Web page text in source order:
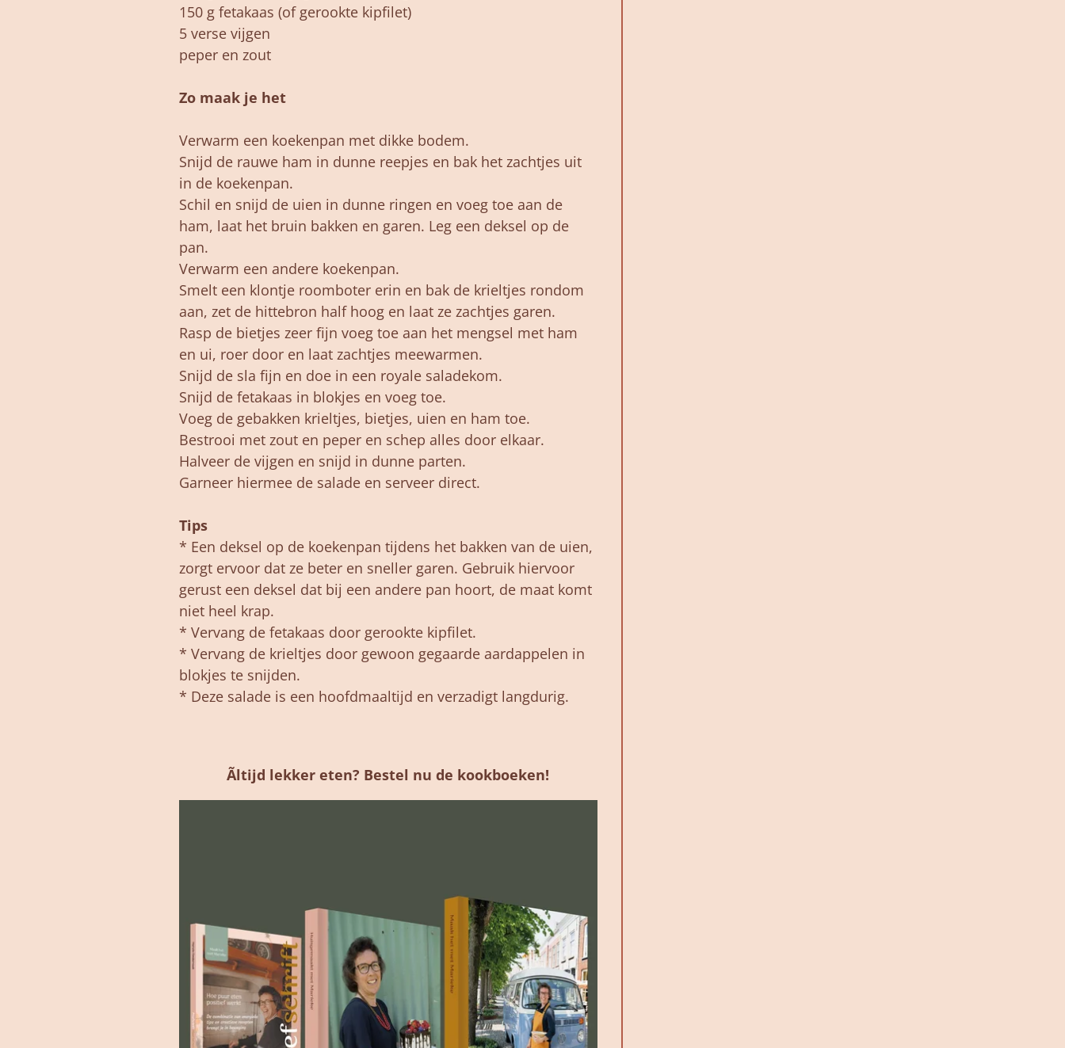
150 g fetakaas (of gerookte kipfilet)
5 verse vijgen
peper en zout
Zo maak je het
Verwarm een koekenpan met dikke bodem.
Snijd de rauwe ham in dunne reepjes en bak het zachtjes uit
in de koekenpan.
Schil en snijd de uien in dunne ringen en voeg toe aan de
ham, laat het bruin bakken en garen. Leg een deksel op de
pan.
Verwarm een andere koekenpan.
Smelt een klontje roomboter erin en bak de krieltjes rondom
aan, zet de hittebron half hoog en laat ze zachtjes garen.
Rasp de bietjes zeer fijn voeg toe aan het mengsel met ham
en ui, roer door en laat zachtjes meewarmen.
Snijd de sla fijn en doe in een royale saladekom.
Snijd de fetakaas in blokjes en voeg toe.
Voeg de gebakken krieltjes, bietjes, uien en ham toe.
Bestrooi met zout en peper en schep alles door elkaar.
Halveer de vijgen en snijd in dunne parten.
Garneer hiermee de salade en serveer direct.
Tips
* Een deksel op de koekenpan tijdens het bakken van de uien,
zorgt ervoor dat ze beter en sneller garen. Gebruik hiervoor
gerust een deksel dat bij een andere pan hoort, de maat komt
niet heel krap.
* Vervang de fetakaas door gerookte kipfilet.
* Vervang de krieltjes door gewoon gegaarde aardappelen in
blokjes te snijden.
* Deze salade is een hoofdmaaltijd en verzadigt langdurig.
Ãltijd lekker eten? Bestel nu de kookboeken!